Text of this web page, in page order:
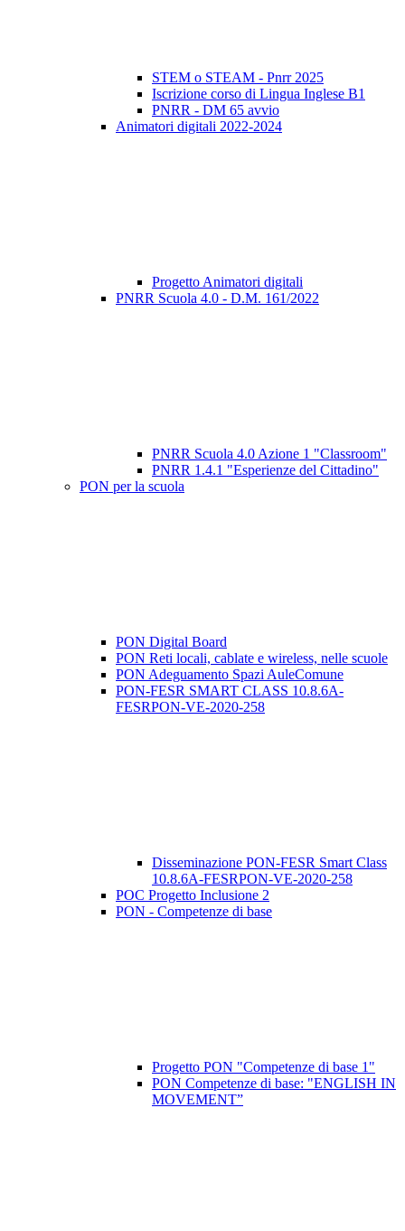
STEM o STEAM - Pnrr 2025
Iscrizione corso di Lingua Inglese B1
PNRR - DM 65 avvio
Animatori digitali 2022-2024
Progetto Animatori digitali
PNRR Scuola 4.0 - D.M. 161/2022
PNRR Scuola 4.0 Azione 1 "Classroom"
PNRR 1.4.1 "Esperienze del Cittadino"
PON per la scuola
PON Digital Board
PON Reti locali, cablate e wireless, nelle scuole
PON Adeguamento Spazi AuleComune
PON-FESR SMART CLASS 10.8.6A-
FESRPON-VE-2020-258
Disseminazione PON-FESR Smart Class
10.8.6A-FESRPON-VE-2020-258
POC Progetto Inclusione 2
PON - Competenze di base
Progetto PON "Competenze di base 1"
PON Competenze di base: "ENGLISH IN
MOVEMENT”